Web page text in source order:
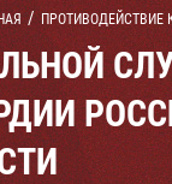
ПРОТИВОДЕЙСТВИЕ